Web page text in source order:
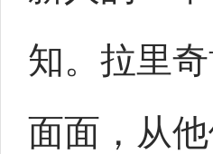
知。拉里
面面，从